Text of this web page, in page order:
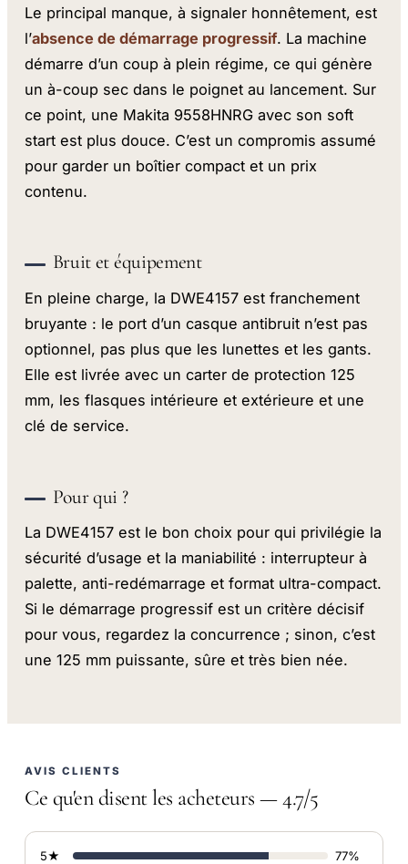
Le principal manque, à signaler honnêtement, est
l’absence de démarrage progressif. La machine
démarre d’un coup à plein régime, ce qui génère
un à-coup sec dans le poignet au lancement. Sur
ce point, une Makita 9558HNRG avec son soft
start est plus douce. C’est un compromis assumé
pour garder un boîtier compact et un prix
contenu.
Bruit et équipement
En pleine charge, la DWE4157 est franchement
bruyante : le port d’un casque antibruit n’est pas
optionnel, pas plus que les lunettes et les gants.
Elle est livrée avec un carter de protection 125
mm, les flasques intérieure et extérieure et une
clé de service.
Pour qui ?
La DWE4157 est le bon choix pour qui privilégie la
sécurité d’usage et la maniabilité : interrupteur à
palette, anti-redémarrage et format ultra-compact.
Si le démarrage progressif est un critère décisif
pour vous, regardez la concurrence ; sinon, c’est
une 125 mm puissante, sûre et très bien née.
AVIS CLIENTS
Ce qu'en disent les acheteurs — 4.7/5
5★
77%